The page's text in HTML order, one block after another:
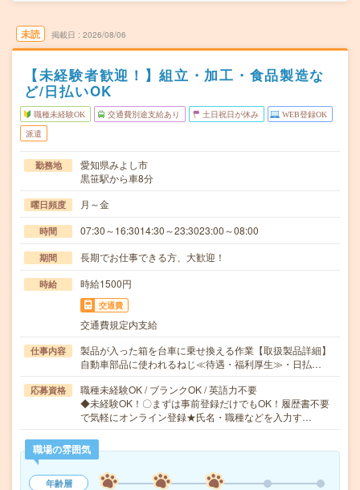
未読 掲載日 2026/08/06
【未経験者歓迎！】組立・加工・食品製造な
ど/日払いOK
職種未経験OK 交通費別途支給あり 土日祝日が休み WEB登録OK
派遣
勤務地
愛知県みよし市
黒笹駅から車8分
曜日頻度 月～金
時間 07:30～16:3014:30～23:3023:00～08:00
期間 長期でお仕事できる方、大歓迎！
時給 時給1500円
交通費
交通費規定内支給
仕事内容
製品が入った箱を台車に乗せ換える作業【取扱製品詳細】
自動車部品に使われるねじ≪待遇・福利厚生≫・日払…
応募資格
職種未経験OK / ブランクOK / 英語力不要
◆未経験OK！〇まずは事前登録だけでもOK！履歴書不要
で気軽にオンライン登録★氏名・職種などを入力す…
職場の雰囲気
年齢層